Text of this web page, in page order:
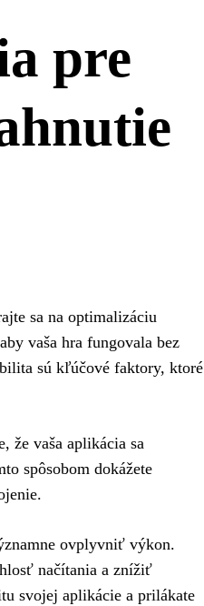
pre
sa na optimalizáciu
vaša hra fungovala bez
sú kľúčové faktory, ktoré
že vaša aplikácia sa
spôsobom dokážete
ovplyvniť výkon.
načítania a znížiť
svojej aplikácie a prilákate